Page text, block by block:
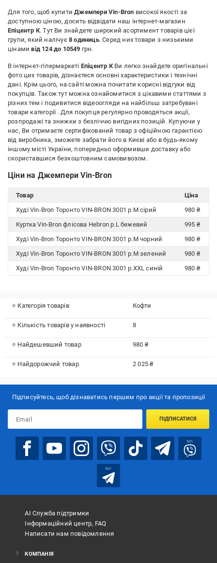
Для того, щоб купитиДжемпери Vin-Bron високої якості за
доступною ціною, досить відвідати наш інтернет-магазин
Епіцентр К. Тут Ви знайдете широкий асортимент товарів цієї
групи, який налічує 8 одиниць. Серед них товари з низькими
цінамивід 124 до 10549 грн.
В інтернет-гіпермаркеті Епіцентр КВи легко знайдете оригінальні
фото цих товарів, дізнаєтеся основні характеристики і технічні
дані. Крім цього, на сайті можна почитати корисні відгуки від
покупців. Також тут можна ознайомитися з цікавими статтями з
різних тем і подивитися відеоогляди на найбільш затребувані
товари категорії . Для покупця регулярно проводяться акції,
розпродажі та знижки з безліччю вигідних позицій. Купуючи у
нас, Ви отримаєте сертифікований товар з офіційною гарантією
від виробника, зможете забрати його в Києві або в будь-якому
іншому місті України, попередньо оформивши доставку або
скориставшися безкоштовним самовивозом.
Ціни на Джемпери Vin-Bron
Товар
Ціна
Худі Vin-Bron Торонто VIN-BRON 3001 р.M сірий
980 ₴
Куртка Vin-Bron флісова Hebron р.L бежевий
995 ₴
Худі Vin-Bron Торонто VIN-BRON 3001 р.M чорний
980 ₴
Худі Vin-Bron Торонто VIN-BRON 3001 р.M зелений
980 ₴
Худі Vin-Bron Торонто VIN-BRON 3001 р.XXL синій
980 ₴
⭐ Категорія товарів Кофти
⭐ Кількість товарів у наявності 8
⭐ Найдешевший товар 980 ₴
⭐ Найдорожчий товар 2 025 ₴
Підписуйтесь, щоб дізнаватись першим про акції та пропозиції
ПІДПИСАТИСЯ
bot
bot
АІ Служба підтримки
Інформаційний центр, FAQ
Написати нам повідомлення
КОМПАНІЯ